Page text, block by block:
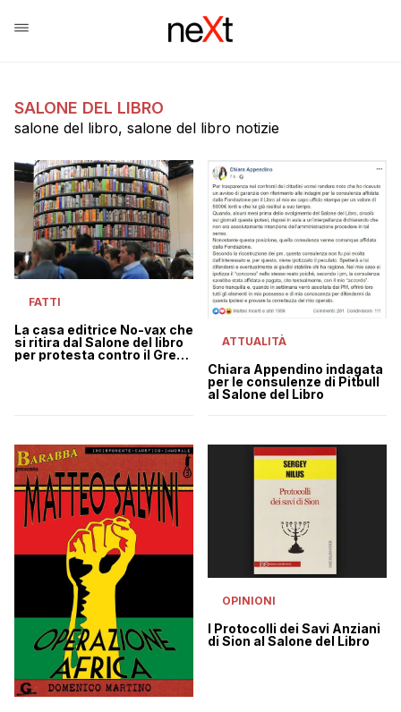
SALONE DEL LIBRO
salone del libro, salone del libro notizie
FATTI
La casa editrice No-vax che
si ritira dal Salone del libro
per protesta contro il Green
ATTUALITÀ
Chiara Appendino indagata
per le consulenze di Pitbull
al Salone del Libro
OPINIONI
I Protocolli dei Savi Anziani
di Sion al Salone del Libro